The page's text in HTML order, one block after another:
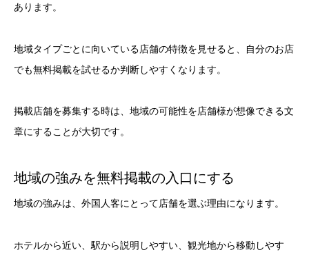
あります。
地域タイプごとに向いている店舗の特徴を見せると、自分のお店
でも無料掲載を試せるか判断しやすくなります。
掲載店舗を募集する時は、地域の可能性を店舗様が想像できる文
章にすることが大切です。
地域の強みを無料掲載の入口にする
地域の強みは、外国人客にとって店舗を選ぶ理由になります。
ホテルから近い、駅から説明しやすい、観光地から移動しやす